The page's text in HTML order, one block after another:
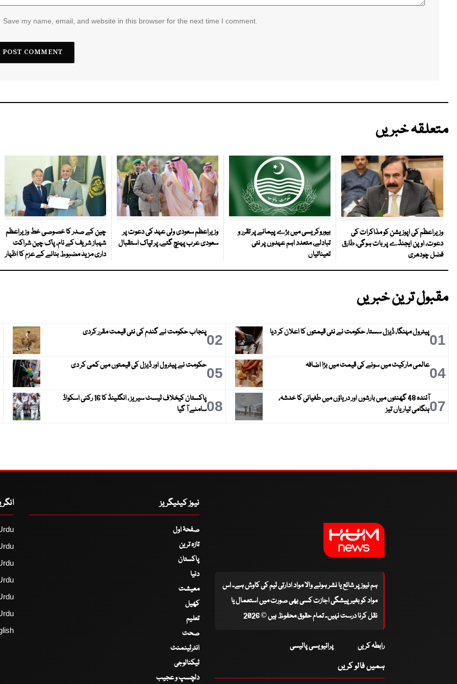
Save my name, email, and website in this browser for the next time I comment.
متعلقہ خبریں
وزیراعظم کی اپوزیشن کو مذاکرات کی
دعوت، اوپن ایجنڈے پر بات ہوگی، طارق
فضل چودھری
بیوروکریسی میں بڑے پیمانے پر تقرر و
تبادلے، متعدد اہم عہدوں پر نئی
تعیناتیاں
وزیراعظم سعودی ولی عہد کی دعوت پر
سعودی عرب پہنچ گئے، پر تپاک استقبال
چین کے صدر کا خصوصی خط وزیراعظم
شہباز شریف کے نام، پاک چین شراکت
داری مزید مضبوط بنانے کے عزم کا اظہار
مقبول ترین خبریں
01پیٹرول مہنگا، ڈیزل سستا، حکومت نے نئی قیمتوں کا اعلان کر دیا 02پنجاب حکومت نے گندم کی نئی قیمت مقرر کردی
04عالمی مارکیٹ میں سونے کی قیمت میں بڑا اضافہ 05حکومت نے پیٹرول اور ڈیزل کی قیمتوں میں کمی کر دی
07
آئندہ 48 گھنٹوں میں بارشوں اور دریاؤں میں طغیانی کا خدشہ،
ہنگامی تیاریاں تیز
08
پاکستان کیخلاف ٹیسٹ سیریز ، انگلینڈ کا 16 رکنی اسکواڈ
سامنے آ گیا
ہم نیوز پر شائع یا نشر ہونے والا مواد ادارتی ٹیم کی کاوش ہے۔ اس
مواد کو بغیر پیشگی اجازت کسی بھی صورت میں استعمال یا
نقل کرنا درست نہیں۔ تمام حقوق محفوظ ہیں © 2026
رابطہ کریں پرائیویسی پالیسی
ہمیں فالو کریں
نیوز کیٹیگریز
صفحۂ اول
تازہ ترین
پاکستان
دنیا
معیشت
کھیل
تعلیم
صحت
انٹرٹینمنٹ
ٹیکنالوجی
دلچسپ و عجیب